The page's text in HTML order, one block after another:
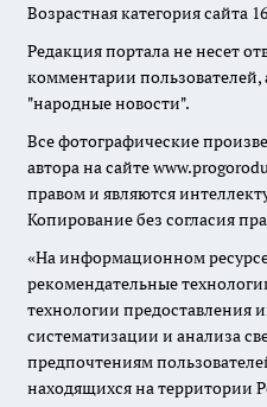
Возрастная категория сайта
Редакция портала не несет
комментарии
"народные новости".
Все фотографические
автора на сайте
правом и являются
Копирование без согласия
«На информационном
рекомендательные
технологии предоставления
систематизации и анализа
предпочтениям
находящихся на территории